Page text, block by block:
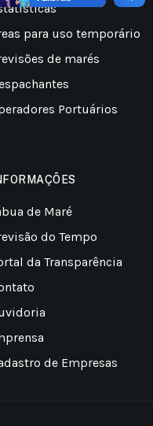
para uso temporário
de marés
Portuários
de Maré
do Tempo
da Transparência
de Empresas